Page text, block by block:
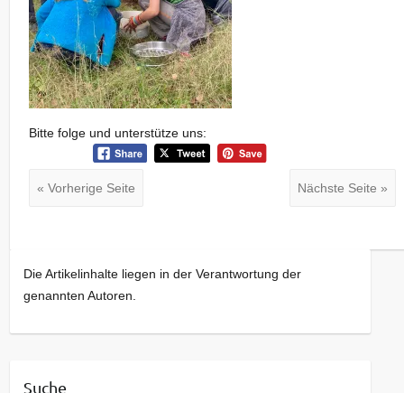
Bitte folge und unterstütze uns:
« Vorherige Seite Nächste Seite »
Die Artikelinhalte liegen in der Verantwortung der
genannten Autoren.
Suche